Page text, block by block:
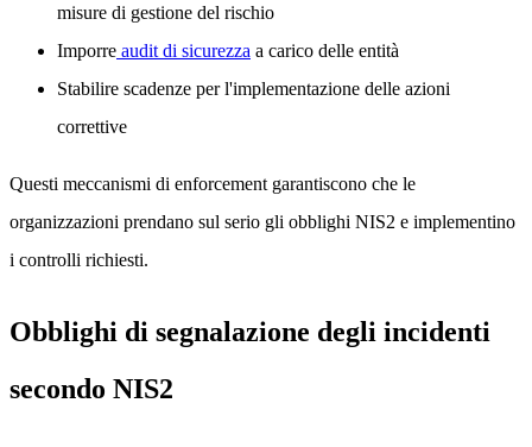
misure di gestione del rischio
Imporre audit di sicurezza a carico delle entità
Stabilire scadenze per l'implementazione delle azioni
correttive
Questi meccanismi di enforcement garantiscono che le
organizzazioni prendano sul serio gli obblighi NIS2 e implementino
i controlli richiesti.
Obblighi di segnalazione degli incidenti
secondo NIS2